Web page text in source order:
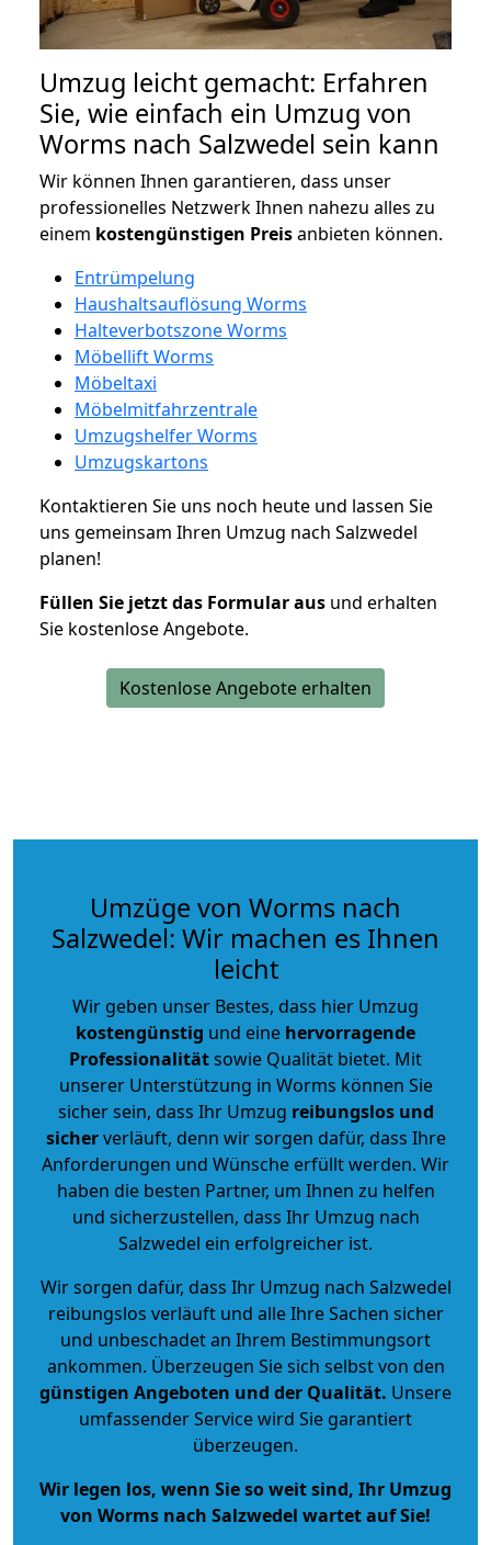
Umzug leicht gemacht: Erfahren
Sie, wie einfach ein Umzug von
Worms nach Salzwedel sein kann
Wir können Ihnen garantieren, dass unser
professionelles Netzwerk Ihnen nahezu alles zu
einem kostengünstigen Preisanbieten können.
Entrümpelung
Haushaltsauflösung Worms
Halteverbotszone Worms
Möbellift Worms
Möbeltaxi
Möbelmitfahrzentrale
Umzugshelfer Worms
Umzugskartons
Kontaktieren Sie uns noch heute und lassen Sie
uns gemeinsam Ihren Umzug nach Salzwedel
planen!
Füllen Sie jetzt das Formular aus und erhalten
Sie kostenlose Angebote.
Kostenlose Angebote erhalten
Umzüge von Worms nach
Salzwedel: Wir machen es Ihnen
leicht
Wir geben unser Bestes, dass hier Umzug
kostengünstig und eine hervorragende
Professionalitätsowie Qualität bietet. Mit
unserer Unterstützung in Worms können Sie
sicher sein, dass Ihr Umzug reibungslos und
sicherverläuft, denn wir sorgen dafür, dass Ihre
Anforderungen und Wünsche erfüllt werden. Wir
haben die besten Partner, um Ihnen zu helfen
und sicherzustellen, dass Ihr Umzug nach
Salzwedel ein erfolgreicher ist.
Wir sorgen dafür, dass Ihr Umzug nach Salzwedel
reibungslos verläuft und alle Ihre Sachen sicher
und unbeschadet an Ihrem Bestimmungsort
ankommen. Überzeugen Sie sich selbst von den
günstigen Angeboten und der Qualität. Unsere
umfassender Service wird Sie garantiert
überzeugen.
Wir legen los, wenn Sie so weit sind, Ihr Umzug
von Worms nach Salzwedel wartet auf Sie!